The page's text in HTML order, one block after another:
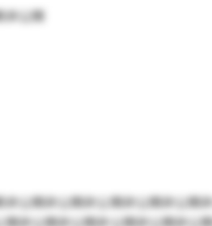
非公開
公開非公開非公開非公開非公
非公開非公開非公開非公開非公